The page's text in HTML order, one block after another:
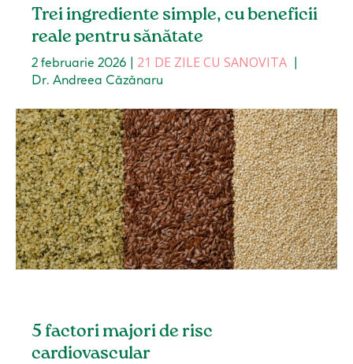
Trei ingrediente simple, cu beneficii
reale pentru sănătate
2 februarie 2026 21 DE ZILE CU SANOVITA
Dr. Andreea Căzănaru
5 factori majori de risc
cardiovascular